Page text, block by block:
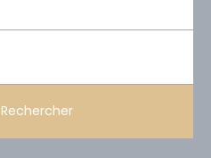
Rechercher